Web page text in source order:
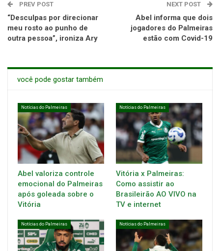
PREV POST
“Desculpas por direcionar
meu rosto ao punho de
outra pessoa”, ironiza Ary
NEXT POST
Abel informa que dois
jogadores do Palmeiras
estão com Covid-19
você pode gostar também
Notícias do Palmeiras
Abel valoriza controle
emocional do Palmeiras
após goleada sobre o
Vitória
Notícias do Palmeiras
Vitória x Palmeiras:
Como assistir ao
Brasileirão AO VIVO na
TV e internet
Notícias do Palmeiras Notícias do Palmeiras